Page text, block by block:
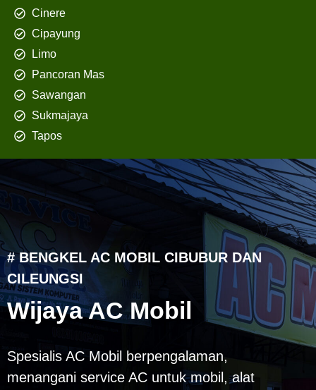
Cinere
Cipayung
Limo
Pancoran Mas
Sawangan
Sukmajaya
Tapos
# BENGKEL AC MOBIL CIBUBUR DAN
CILEUNGSI
Wijaya AC Mobil
Spesialis AC Mobil berpengalaman,
menangani service AC untuk mobil, alat